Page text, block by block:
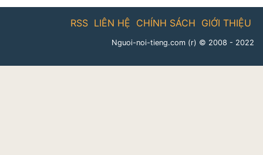
GIỚI THIỆU
CHÍNH SÁCH
LIÊN HỆ
RSS
Nguoi-noi-tieng.com (r) © 2008 - 2022